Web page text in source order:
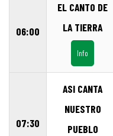
06:00
EL CANTO DE
LA TIERRA
Info
07:30
ASI CANTA
NUESTRO
PUEBLO